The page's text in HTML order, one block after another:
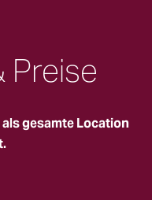
Preise
als gesamte Location